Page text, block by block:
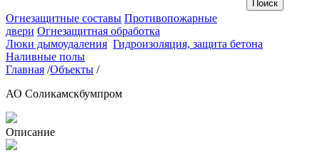
Огнезащитные составы Противопожарные
двери Огнезащитная обработка
Люки дымоудаления Гидроизоляция, защита бетона
Наливные полы
Главная /Объекты /
АО Соликамскбумпром
Описание